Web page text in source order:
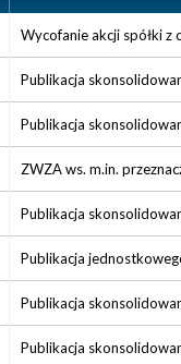
Wycofanie akcji spółki z
Publikacja
Publikacja
ZWZA ws. m.in.
Publikacja
Publikacja
Publikacja
Publikacja